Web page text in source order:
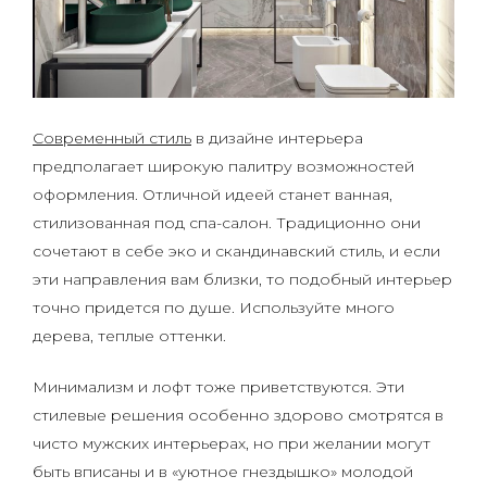
Современный стиль в дизайне интерьера
предполагает широкую палитру возможностей
оформления. Отличной идеей станет ванная,
стилизованная под спа-салон. Традиционно они
сочетают в себе эко и скандинавский стиль, и если
эти направления вам близки, то подобный интерьер
точно придется по душе. Используйте много
дерева, теплые оттенки.
Минимализм и лофт тоже приветствуются. Эти
стилевые решения особенно здорово смотрятся в
чисто мужских интерьерах, но при желании могут
быть вписаны и в «уютное гнездышко» молодой